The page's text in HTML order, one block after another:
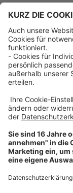
Über uns
Dehner
Jobs bei